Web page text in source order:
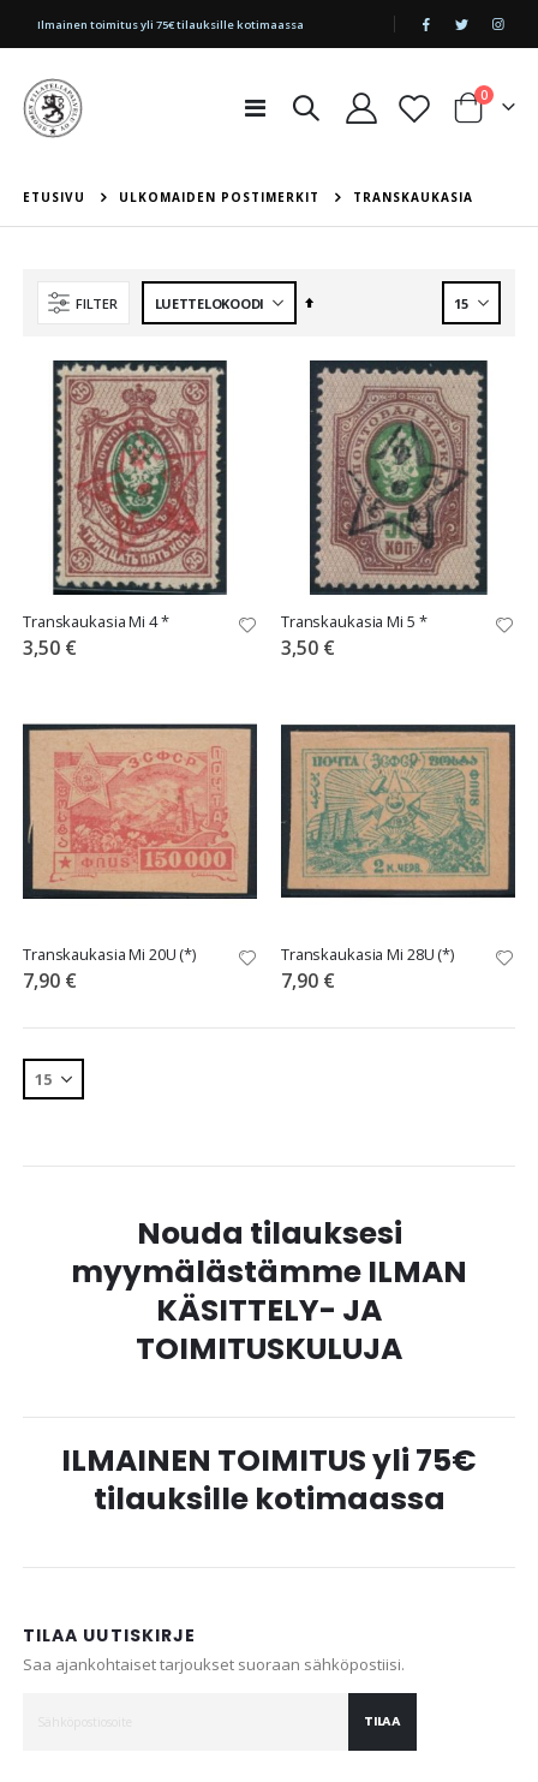
|
Ilmainen toimitus yli 75€ tilauksille kotimaassa
Toggle
Cart
0tuotetta
ETUSIVU ULKOMAIDEN POSTIMERKIT TRANSKAUKASIA
FILTER
Aseta
Transkaukasia Mi 4 *
3,50 €
Transkaukasia Mi 5 *
3,50 €
Transkaukasia Mi 20U (*)
7,90 €
Transkaukasia Mi 28U (*)
7,90 €
Nouda tilauksesi
myymälästämme ILMAN
KÄSITTELY- JA
TOIMITUSKULUJA
ILMAINEN TOIMITUS yli 75€
tilauksille kotimaassa
TILAA UUTISKIRJE
Saa ajankohtaiset tarjoukset suoraan sähköpostiisi.
TILAA